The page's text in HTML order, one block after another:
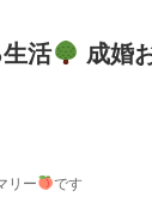
活 成婚
リー
です